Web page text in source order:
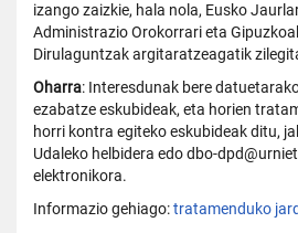
izango zaizkie, hala nola, Eusko
Administrazio Orokorrari eta
Dirulaguntzak argitaratzeagatik
Oharra: Interesdunak bere
ezabatze eskubideak, eta horien
horri kontra egiteko eskubideak ditu,
Udaleko helbidera edo dbo-
elektronikora.
Informazio gehiago:tratamenduko